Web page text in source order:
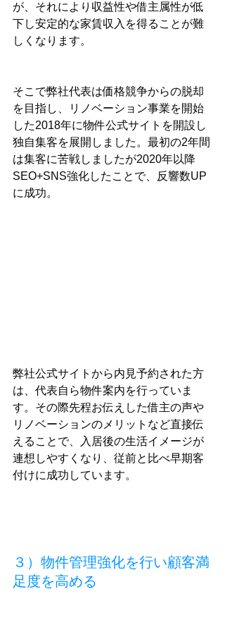
が、それにより収益性や借主属性が低
下し安定的な家賃収入を得ることが難
しくなります。
そこで弊社代表は価格競争からの脱却
を目指し、リノベーション事業を開始
した2018年に物件公式サイトを開設し
独自集客を展開しました。最初の2年間
は集客に苦戦しましたが2020年以降
SEO+SNS強化したことで、反響数UP
に成功。
弊社公式サイトから内見予約された方
は、代表自ら物件案内を行っていま
す。その際先程お伝えした借主の声や
リノベーションのメリットなど直接伝
えることで、入居後の生活イメージが
連想しやすくなり、従前と比べ早期客
付けに成功しています。
３）物件管理強化を行い顧客満
足度を高める